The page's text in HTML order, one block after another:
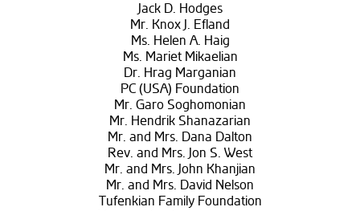
Jack D. Hodges
Mr. Knox J. Efland
Ms. Helen A. Haig
Ms. Mariet Mikaelian
Dr. Hrag Marganian
PC (USA) Foundation
Mr. Garo Soghomonian
Mr. Hendrik Shanazarian
Mr. and Mrs. Dana Dalton
Rev. and Mrs. Jon S. West
Mr. and Mrs. John Khanjian
Mr. and Mrs. David Nelson
Tufenkian Family Foundation